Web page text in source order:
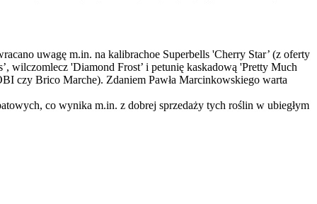
uwagę m.in. na kalibrachoe Superbells 'Cherry Star’ (z oferty
wilczomlecz 'Diamond Frost’ i petunię kaskadową 'Pretty Much
czy Brico Marche). Zdaniem Pawła Marcinkowskiego warta
co wynika m.in. z dobrej sprzedaży tych roślin w ubiegłym